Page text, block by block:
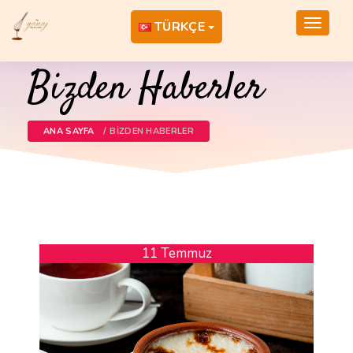
Toggle
TÜRKÇE
Bizden Haberler
ANA SAYFA BIZDEN HABERLER
11 Temmuz